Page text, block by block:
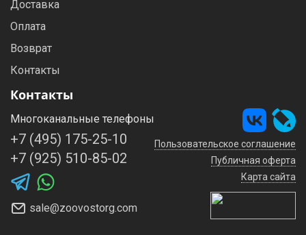
Доставка
Оплата
Возврат
Контакты
Контакты
Многоканальные телефоны
+7 (495) 175-25-10
+7 (925) 510-85-02
sale@zoovostorg.com
Пользовательское соглашение
Публичная оферта
Карта сайта